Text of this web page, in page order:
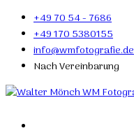
+49 70 54 - 7686
+49 170 5380155
info@wmfotografie.de
Nach Vereinbarung